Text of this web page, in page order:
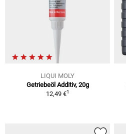
LIQUI MOLY
Getriebeöl Additiv, 20g
12,49 €1